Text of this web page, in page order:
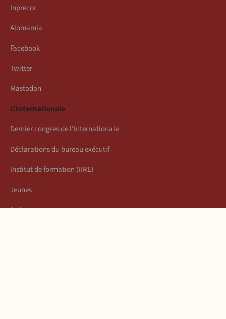
Inprecor
Alomamia
Facebook
Twitter
Mastodon
L’Internationale
Dernier congrès de l’Internationale
Déclarations du bureau exécutif
Institut de formation (IIRE)
Jeunes
Auteurs